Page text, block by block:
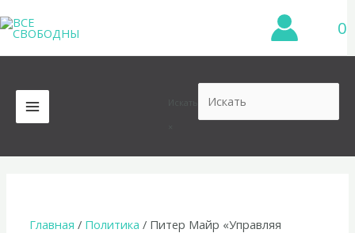
к
содержимому
0
MAIN
MENU
Главная / Политика / Питер Майр «Управляя